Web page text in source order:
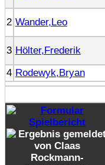
2 Wander,Leo
3 Hölter,Frederik
4 Rodewyk,Bryan